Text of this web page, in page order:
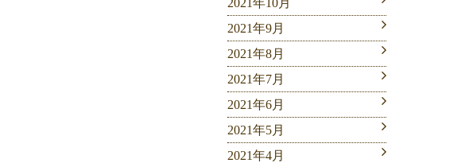
2021年10月
2021年9月
2021年8月
2021年7月
2021年6月
2021年5月
2021年4月